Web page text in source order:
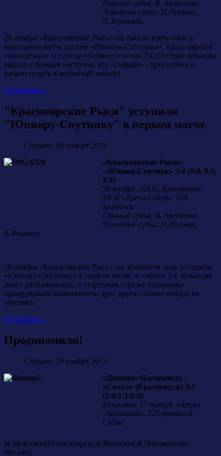
Главный судья: В. Аверченко.
Линейные судьи: П.Луговик,
П.Терешков.
29 ноября «Красноярские Рыси» не смогли взять очки в
повторном матче против «Юниора-Спутника». Красноярская
«молодежка» уступила гостям со счетом 2:4. Сегодня команды
вышли с боевым настроем, все «спящие» - проснулись и
начали играть в активный хоккей!
Подробнее...
"Красноярские Рыси" уступили
"Юниору-Спутнику" в первом матче
Создано: 28 ноября 2013
«Красноярские Рыси»
-«Юниор-Спутник» 3:4 (0:0, 0:1,
3:3)
28 ноября. 2013г. Красноярск.
МСК «Арена.Север». 250
зрителей.
Главный судья: В. Аверченко.
Линейные судьи: П.Луговик,
А.Ячменев.
28 ноября «Красноярские Рыси» на домашнем льду уступили
«Юниору-Спутнику» в первом матче со счетом 3:4. Команды
долго раскачивались: в стартовом отрезке соперники
прощупывали возможности друг друга, словно никуда не
торопясь.
Подробнее...
Продинамили!
Создано: 28 ноября 2013
«Динамо» (Балашиха) –
«Сокол» (Красноярск) 2:1
(1:0;1:1;0:0)
Балашиха. 27 ноября. «Арена
«Балашиха». 225 зрителей.
Судьи:
М.Максимов(Новосибирск),А.Матюхов,Я.Париков(оба-
Москва).